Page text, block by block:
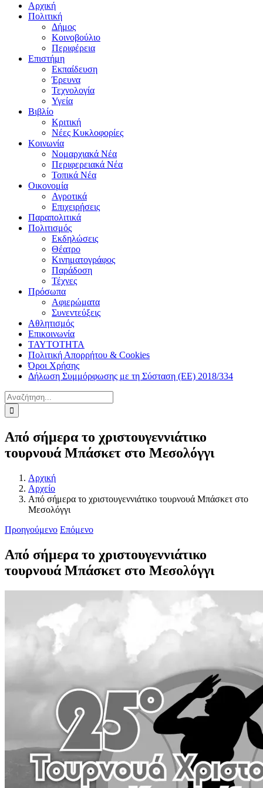
Αρχική
Πολιτική
Δήμος
Κοινοβούλιο
Περιφέρεια
Επιστήμη
Εκπαίδευση
Έρευνα
Τεχνολογία
Υγεία
Βιβλίο
Κριτική
Νέες Κυκλοφορίες
Κοινωνία
Νομαρχιακά Νέα
Περιφερειακά Νέα
Τοπικά Νέα
Οικονομία
Αγροτικά
Επιχειρήσεις
Παραπολιτικά
Πολιτισμός
Εκδηλώσεις
Θέατρο
Κινηματογράφος
Παράδοση
Τέχνες
Πρόσωπα
Αφιερώματα
Συνεντεύξεις
Αθλητισμός
Επικοινωνία
ΤΑΥΤΟΤΗΤΑ
Πολιτική Απορρήτου & Cookies
Όροι Χρήσης
Δήλωση Συμμόρφωσης με τη Σύσταση (ΕΕ) 2018/334
Αναζήτηση
για:
Από σήμερα το χριστουγεννιάτικο
τουρνουά Μπάσκετ στο Μεσολόγγι
Αρχική
Αρχείο
Από σήμερα το χριστουγεννιάτικο τουρνουά Μπάσκετ στο
Μεσολόγγι
Προηγούμενο Επόμενο
Από σήμερα το χριστουγεννιάτικο
τουρνουά Μπάσκετ στο Μεσολόγγι